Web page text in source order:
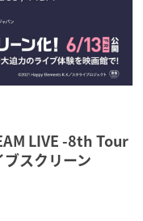
LIVE -8th Tour
スクリーン